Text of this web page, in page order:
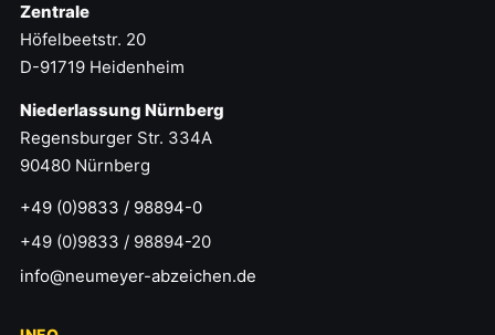
Zentrale
Höfelbeetstr. 20
D-91719 Heidenheim
Niederlassung Nürnberg
Regensburger Str. 334A
90480 Nürnberg
+49 (0)9833 / 98894-0
+49 (0)9833 / 98894-20
info@neumeyer-abzeichen.de